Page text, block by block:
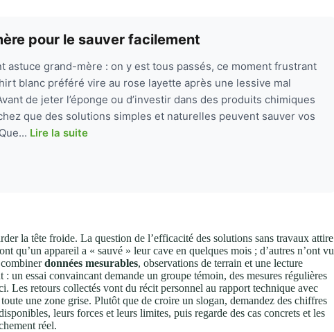
pour le sauver facilement
astuce grand-mère : on y est tous passés, ce moment frustrant
blanc préféré vire au rose layette après une lessive mal
de jeter l’éponge ou d’investir dans des produits chimiques
que des solutions simples et naturelles peuvent sauver vos
Lire la suite
la tête froide. La question de l’efficacité des solutions sans travaux attire
qu’un appareil a « sauvé » leur cave en quelques mois ; d’autres n’ont vu
données mesurables, observations de terrain et une lecture
un essai convaincant demande un groupe témoin, des mesures régulières
Les retours collectés vont du récit personnel au rapport technique avec
une zone grise. Plutôt que de croire un slogan, demandez des chiffres
leurs forces et leurs limites, puis regarde des cas concrets et les
réel.